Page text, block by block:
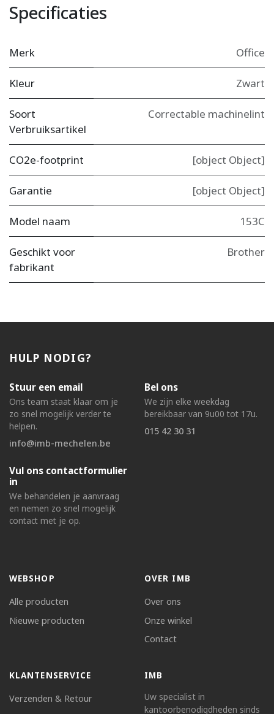
Specificaties
Merk Office
Kleur Zwart
Soort
Verbruiksartikel
Correctable machinelint
CO2e-footprint [object Object]
Garantie [object Object]
Model naam 153C
Geschikt voor
fabrikant
Brother
HULP NODIG?
Stuur een email
Ons team staat klaar om je
zo snel mogelijk verder te
helpen.
info@imb-mechelen.be
Bel ons
We zijn elke weekdag
bereikbaar van 9u00 tot 17u.
015 42 30 31
Vul ons contactformulier
in
We behandelen je aanvraag
en nemen zo snel mogelijk
contact met je op.
WEBSHOP
Alle producten
Nieuwe producten
OVER IMB
Over ons
Onze winkel
Contact
KLANTENSERVICE
Verzenden & Retour
IMB
Uw specialist in
kantoorbenodigdheden sinds